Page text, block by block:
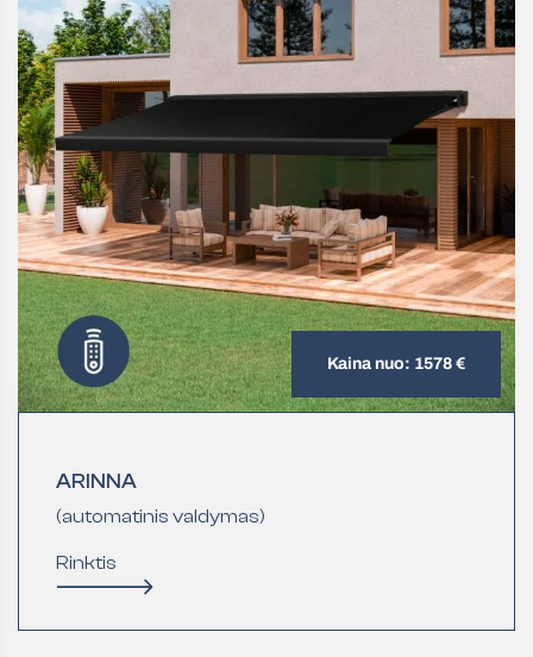
Kaina nuo: 1578 €
ARINNA
(automatinis valdymas)
Rinktis